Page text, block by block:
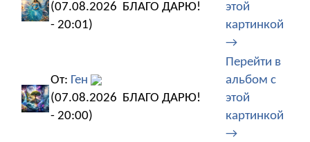
(07.08.2026
- 20:01)
БЛАГО ДАРЮ!
этой
картинкой
→
От: Ген
(07.08.2026
- 20:00)
БЛАГО ДАРЮ!
Перейти в
альбом с
этой
картинкой
→